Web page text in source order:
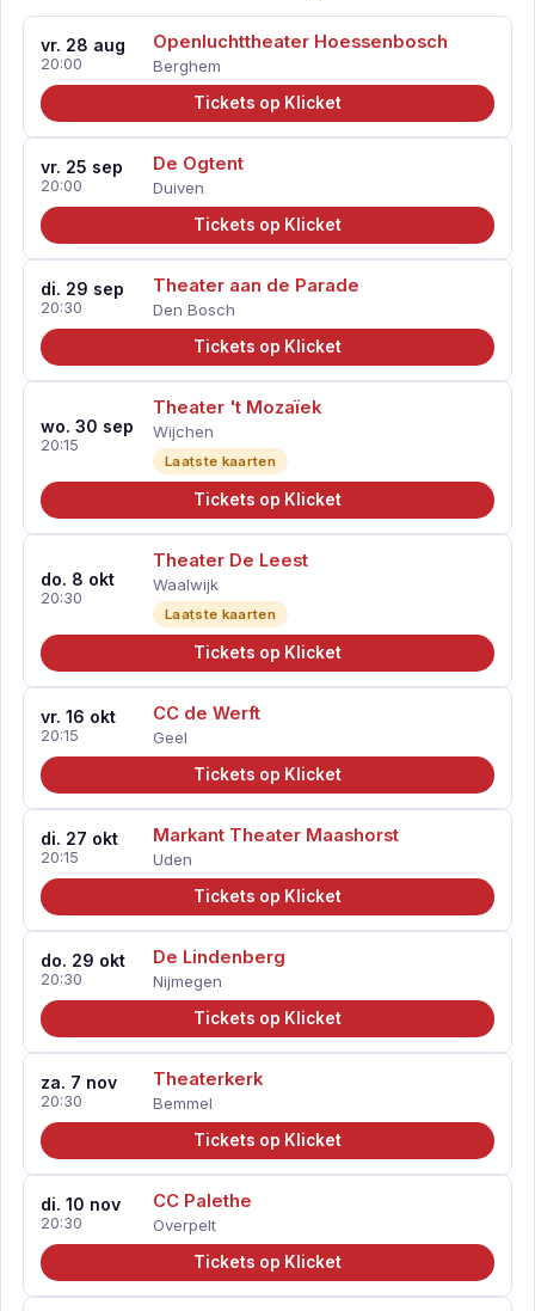
vr. 28 aug
20:00
Openluchttheater Hoessenbosch
Berghem
Tickets op Klicket
vr. 25 sep
20:00
De Ogtent
Duiven
Tickets op Klicket
di. 29 sep
20:30
Theater aan de Parade
Den Bosch
Tickets op Klicket
wo. 30 sep
20:15
Theater 't Mozaïek
Wijchen
Laatste kaarten
Tickets op Klicket
do. 8 okt
20:30
Theater De Leest
Waalwijk
Laatste kaarten
Tickets op Klicket
vr. 16 okt
20:15
CC de Werft
Geel
Tickets op Klicket
di. 27 okt
20:15
Markant Theater Maashorst
Uden
Tickets op Klicket
do. 29 okt
20:30
De Lindenberg
Nijmegen
Tickets op Klicket
za. 7 nov
20:30
Theaterkerk
Bemmel
Tickets op Klicket
di. 10 nov
20:30
CC Palethe
Overpelt
Tickets op Klicket